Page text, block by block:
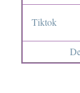
Tiktok